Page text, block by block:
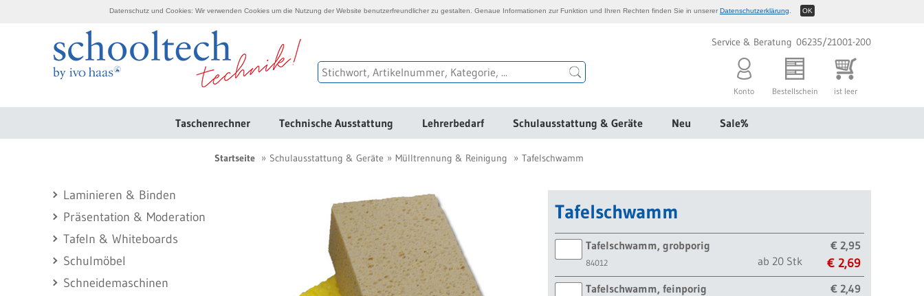
Service & Beratung 06235/21001-200
Konto Bestellschein ist leer
Taschenrechner Technische Ausstattung Lehrerbedarf Schulausstattung & Geräte Neu Sale%
Laminieren & Binden
Präsentation & Moderation
Tafeln & Whiteboards
Schulmöbel
Schneidemaschinen
Startseite Schulausstattung & Geräte Mülltrennung & Reinigung Tafelschwamm
Tafelschwamm
Tafelschwamm, grobporig
84012
€ 2,95
€ 2,69
ab 20 Stk
Tafelschwamm, feinporig
€ 2,49
Datenschutz und Cookies: Wir verwenden Cookies um die Nutzung der Website benutzerfreundlicher zu gestalten. Genaue Informationen zur Funktion und Ihren Rechten finden Sie in unserer Datenschutzerklärung OK